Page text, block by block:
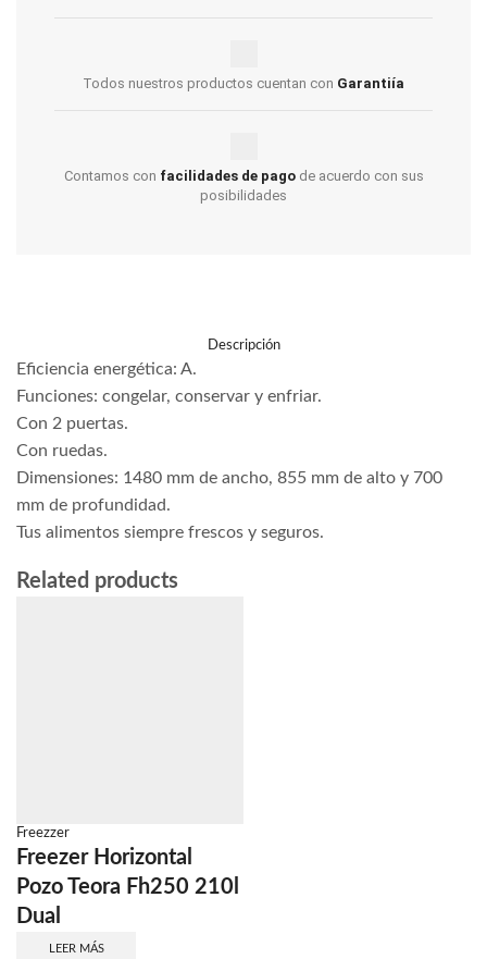
Todos nuestros productos cuentan con Garantiía
Contamos con facilidades de pagode acuerdo con sus
posibilidades
Descripción
Eficiencia energética: A.
Funciones: congelar, conservar y enfriar.
Con 2 puertas.
Con ruedas.
Dimensiones: 1480 mm de ancho, 855 mm de alto y 700
mm de profundidad.
Tus alimentos siempre frescos y seguros.
Related products
Freezzer
Freezer Horizontal
Pozo Teora Fh250 210l
Dual
LEER MÁS